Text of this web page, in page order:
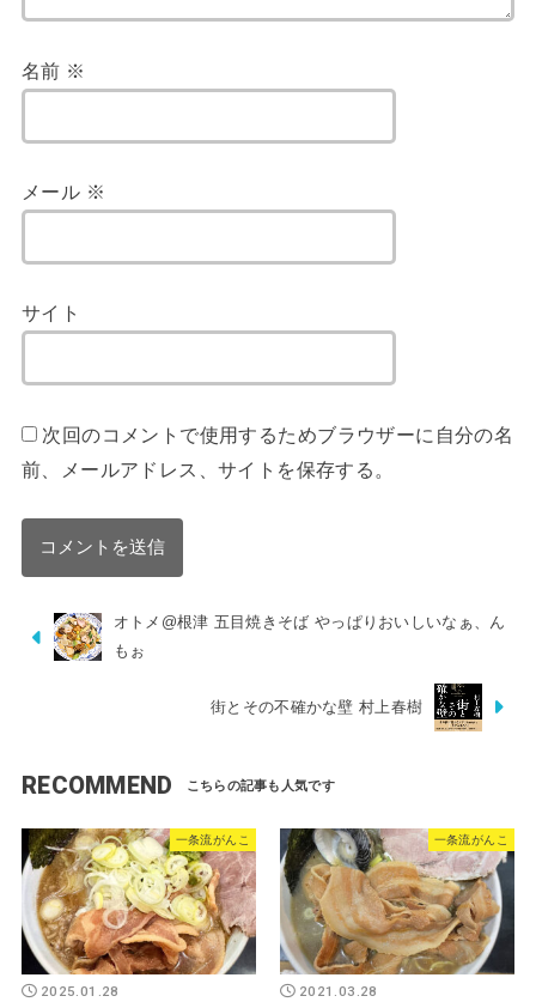
名前 ※
メール ※
サイト
次回のコメントで使用するためブラウザーに自分の名
前、メールアドレス、サイトを保存する。
オトメ@根津 五目焼きそば やっぱりおいしいなぁ、ん
もぉ
街とその不確かな壁 村上春樹
RECOMMEND
一条流がんこ
2025.01.28
一条流がんこ
2021.03.28